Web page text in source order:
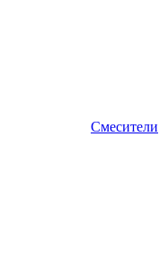
Смесители